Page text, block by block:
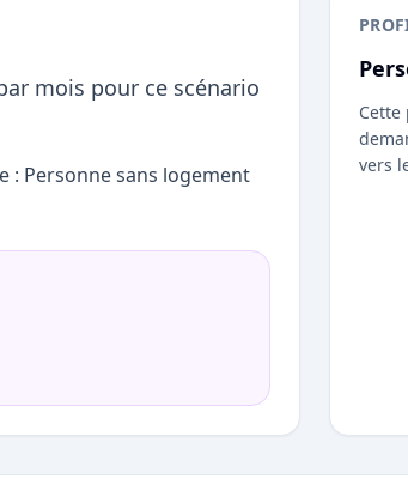
mois pour ce scénario
: Personne sans logement
Cette
vers